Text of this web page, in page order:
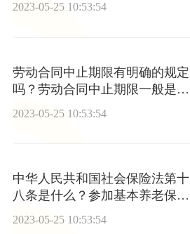
2023-05-25 10:53:54
劳动合同中止期限有明确的规定
吗？劳动合同中止期限一般是几
2023-05-25 10:53:54
中华人民共和国社会保险法第十
八条是什么？参加基本养老保险
的个人因病死亡遗嘱可以领取抚
2023-05-25 10:53:54